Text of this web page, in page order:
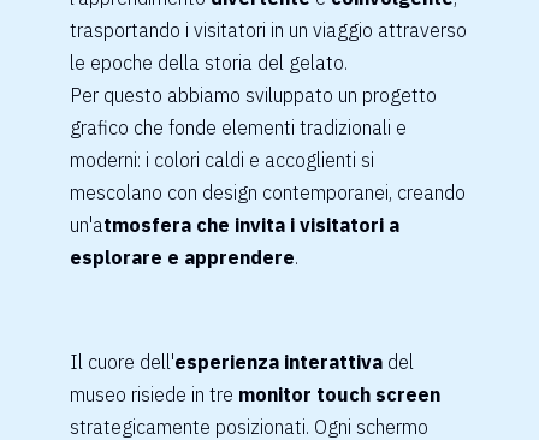
trasportando i visitatori in un viaggio attraverso
le epoche della storia del gelato.
Per questo abbiamo sviluppato un progetto
grafico che fonde elementi tradizionali e
moderni: i colori caldi e accoglienti si
mescolano con design contemporanei, creando
un'atmosfera che invita i visitatori a
esplorare e apprendere.
Il cuore dell'esperienza interattivadel
museo risiede in tre monitor touch screen
strategicamente posizionati. Ogni schermo